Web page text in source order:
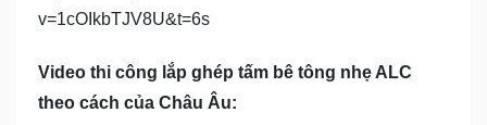
v=1cOIkbTJV8U&t=6s
Video thi công lắp ghép tấm bê tông nhẹ ALC
theo cách của Châu Âu: